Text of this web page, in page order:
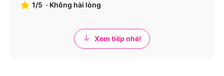
1/5 · Không hài lòng
Xem tiếp nhé!